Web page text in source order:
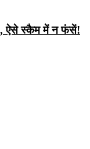
ऐसे स्कैम में न फंसें!